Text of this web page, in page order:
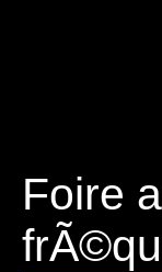
Foire